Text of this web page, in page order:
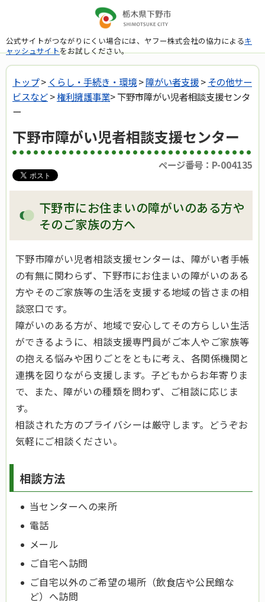
公式サイトがつながりにくい場合には、ヤフー株式会社の協力によるキ
ャッシュサイトをお試しください。
トップ> くらし・手続き・環境>障がい者支援> その他サー
ビスなど>権利擁護事業> 下野市障がい児者相談支援センタ
ー
下野市障がい児者相談支援センター
ページ番号：P-004135
下野市にお住まいの障がいのある方や
そのご家族の方へ
下野市障がい児者相談支援センターは、障がい者手帳
の有無に関わらず、下野市にお住まいの障がいのある
方やそのご家族等の生活を支援する地域の皆さまの相
談窓口です。
障がいのある方が、地域で安心してその方らしい生活
ができるように、相談支援専門員がご本人やご家族等
の抱える悩みや困りごとをともに考え、各関係機関と
連携を図りながら支援します。子どもからお年寄りま
で、また、障がいの種類を問わず、ご相談に応じま
す。
相談された方のプライバシーは厳守します。どうぞお
気軽にご相談ください。
相談方法
当センターへの来所
電話
メール
ご自宅へ訪問
ご自宅以外のご希望の場所（飲食店や公民館な
ど）へ訪問